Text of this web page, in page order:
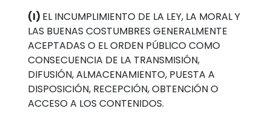
(I) EL INCUMPLIMIENTO DE LA LEY, LA MORAL Y
LAS BUENAS COSTUMBRES GENERALMENTE
ACEPTADAS O EL ORDEN PÚBLICO COMO
CONSECUENCIA DE LA TRANSMISIÓN,
DIFUSIÓN, ALMACENAMIENTO, PUESTA A
DISPOSICIÓN, RECEPCIÓN, OBTENCIÓN O
ACCESO A LOS CONTENIDOS.